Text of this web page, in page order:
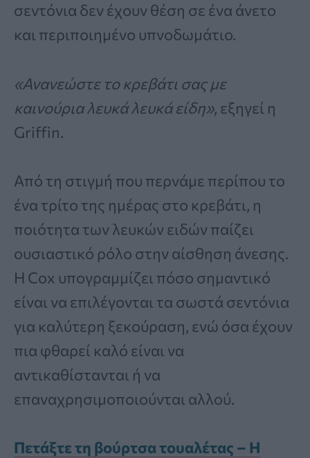
σεντόνια δεν έχουν θέση σε ένα άνετο
και περιποιημένο υπνοδωμάτιο.
«Ανανεώστε το κρεβάτι σας με
καινούρια λευκά λευκά είδη», εξηγεί η
Griffin.
Από τη στιγμή που περνάμε περίπου το
ένα τρίτο της ημέρας στο κρεβάτι, η
ποιότητα των λευκών ειδών παίζει
ουσιαστικό ρόλο στην αίσθηση άνεσης.
Η Cox υπογραμμίζει πόσο σημαντικό
είναι να επιλέγονται τα σωστά σεντόνια
για καλύτερη ξεκούραση, ενώ όσα έχουν
πια φθαρεί καλό είναι να
αντικαθίστανται ή να
επαναχρησιμοποιούνται αλλού.
Πετάξτε τη βούρτσα τουαλέτας – Η